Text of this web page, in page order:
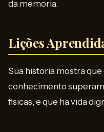
da memoria.
Lições
Sua historia mostra
conhecimento
fisicas, e que ha vida